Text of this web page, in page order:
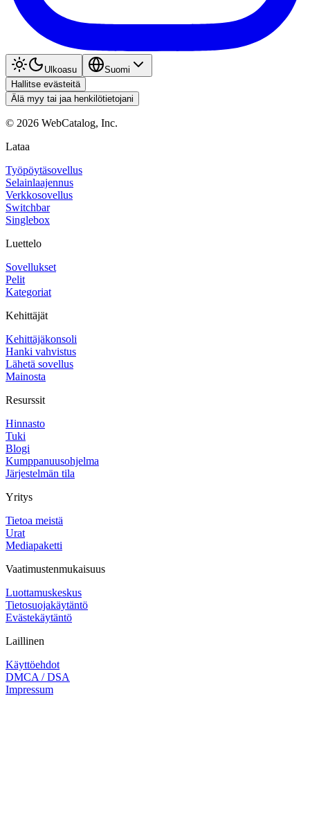
Ulkoasu
Suomi
Hallitse evästeitä
Älä myy tai jaa henkilötietojani
© 2026 WebCatalog, Inc.
Lataa
Työpöytäsovellus
Selainlaajennus
Verkkosovellus
Switchbar
Singlebox
Luettelo
Sovellukset
Pelit
Kategoriat
Kehittäjät
Kehittäjäkonsoli
Hanki vahvistus
Lähetä sovellus
Mainosta
Resurssit
Hinnasto
Tuki
Blogi
Kumppanuusohjelma
Järjestelmän tila
Yritys
Tietoa meistä
Urat
Mediapaketti
Vaatimustenmukaisuus
Luottamuskeskus
Tietosuojakäytäntö
Evästekäytäntö
Laillinen
Käyttöehdot
DMCA / DSA
Impressum